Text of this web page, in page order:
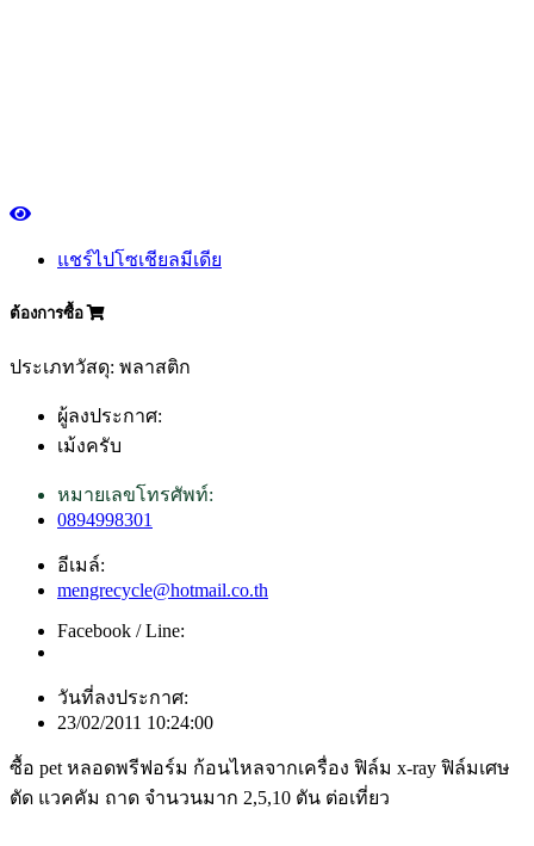
แชร์ไปโซเชียลมีเดีย
ต้องการซื้อ
ประเภทวัสดุ: พลาสติก
ผู้ลงประกาศ:
เม้งครับ
หมายเลขโทรศัพท์:
0894998301
อีเมล์:
mengrecycle@hotmail.co.th
Facebook / Line:
วันที่ลงประกาศ:
23/02/2011 10:24:00
ซื้อ pet หลอดพรีฟอร์ม ก้อนไหลจากเครื่อง ฟิล์ม x-ray ฟิล์มเศษ
ตัด แวคคัม ถาด จำนวนมาก 2,5,10 ตัน ต่อเที่ยว